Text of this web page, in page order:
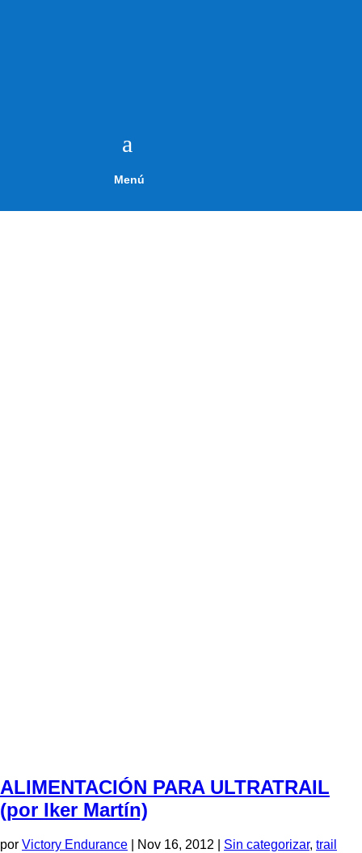
a
Menú
ALIMENTACIÓN PARA ULTRATRAIL
(por Iker Martín)
por Victory Endurance Nov 16, 2012 Sin categorizar, trail